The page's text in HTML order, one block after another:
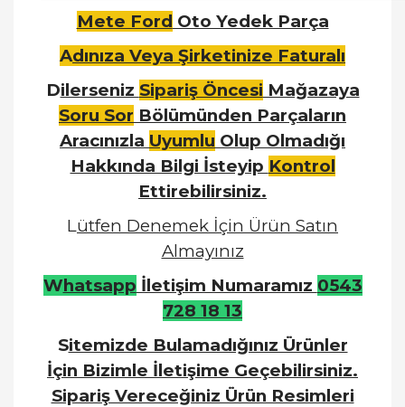
Mete Ford Oto Yedek Parça
Adınıza Veya Şirketinize Faturalı
Dilerseniz Sipariş Öncesi Mağazaya
Soru Sor Bölümünden Parçaların
Aracınızla Uyumlu Olup Olmadığı
Hakkında Bilgi İsteyip Kontrol
Ettirebilirsiniz.
Lütfen Denemek İçin Ürün Satın
Almayınız
Whatsapp İletişim Numaramız 0543
728 18 13
Sitemizde Bulamadığınız Ürünler
İçin Bizimle İletişime Geçebilirsiniz.
Sipariş Vereceğiniz Ürün Resimleri